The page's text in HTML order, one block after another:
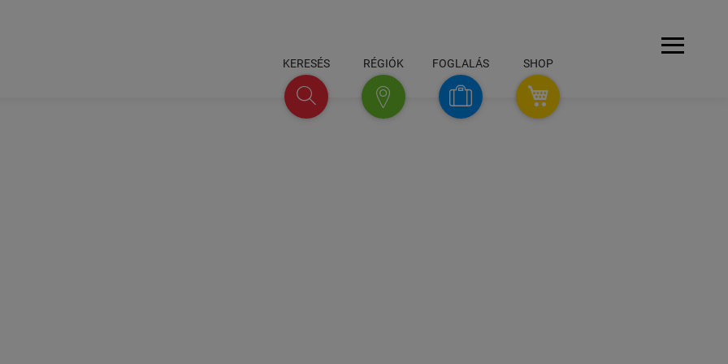
KERESÉS RÉGIÓK FOGLALÁS SHOP
SHOP